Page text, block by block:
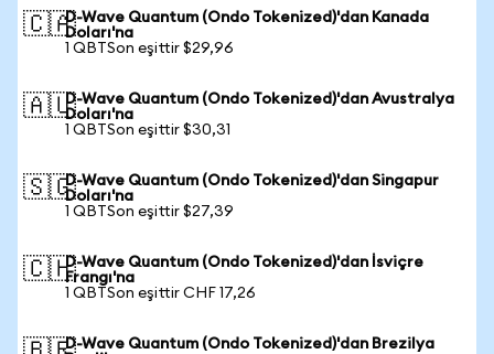
🇨🇦D-Wave Quantum (Ondo Tokenized)'dan Kanada
Doları'na
1 QBTSon eşittir $29,96
🇦🇺D-Wave Quantum (Ondo Tokenized)'dan Avustralya
Doları'na
1 QBTSon eşittir $30,31
🇸🇬D-Wave Quantum (Ondo Tokenized)'dan Singapur
Doları'na
1 QBTSon eşittir $27,39
🇨🇭D-Wave Quantum (Ondo Tokenized)'dan İsviçre
Frangı'na
1 QBTSon eşittir CHF 17,26
D-Wave Quantum (Ondo Tokenized)'dan Brezilya